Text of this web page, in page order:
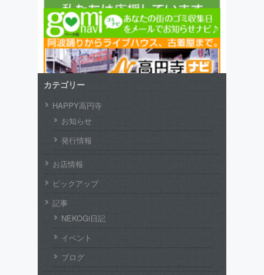
カテゴリー
HAPPY高円寺
お知らせ
発行情報
お店情報
ピックアップ
記事
NEKOGi日記
イベント
ブログ